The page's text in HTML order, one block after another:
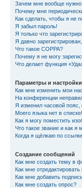
Зачем мне вообще нужно
Почему мне
Как сделать, чтобы я не
Я забыл пароль!
Я только что
Я давно
Что такое COPPA?
Почему я не могу
Что делает функция
Параметры и
Как мне изменить мои
На конференции
Я изменил часовой пояс,
Моего языка нет в списке!
Как я могу поместить
Что такое звание и как я
Когда я щёлкаю по
Создание сообщений
Как мне создать тему в
Как мне
Как мне добавить
Как мне создать опрос?